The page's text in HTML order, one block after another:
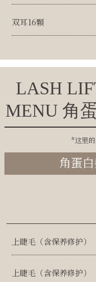
双耳16顆
LASH
MENU 角
*这里的
角蛋
上睫毛（含保养修护）
上睫毛（含保养修护）